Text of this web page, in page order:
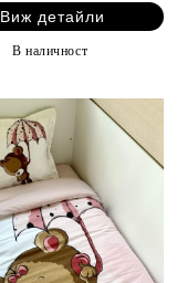
Виж детайли
В наличност